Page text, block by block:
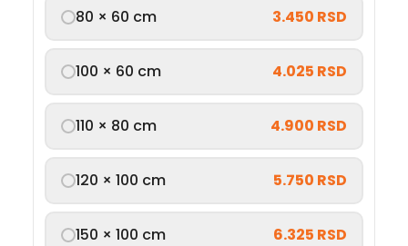
80 × 60 cm 3.450 RSD
100 × 60 cm 4.025 RSD
110 × 80 cm 4.900 RSD
120 × 100 cm 5.750 RSD
150 × 100 cm 6.325 RSD